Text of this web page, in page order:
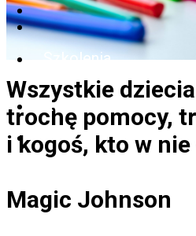
Szkolenia
Kontakt
Wszystkie
trochę pomocy,
i kogoś, kto w nie
Magic Johnson